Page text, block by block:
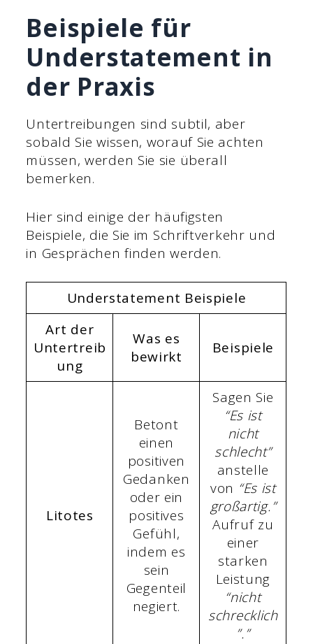
Beispiele für
Understatement in
der Praxis
Untertreibungen sind subtil, aber
sobald Sie wissen, worauf Sie achten
müssen, werden Sie sie überall
bemerken.
Hier sind einige der häufigsten
Beispiele, die Sie im Schriftverkehr und
in Gesprächen finden werden.
Understatement Beispiele
Art der
Untertreib
ung
Was es
bewirkt
Beispiele
Litotes
Betont
einen
positiven
Gedanken
oder ein
positives
Gefühl,
indem es
sein
Gegenteil
negiert.
Sagen Sie
“Es ist
nicht
schlecht”
anstelle
von “Es ist
großartig.”
Aufruf zu
einer
starken
Leistung
“nicht
schrecklich
”.”